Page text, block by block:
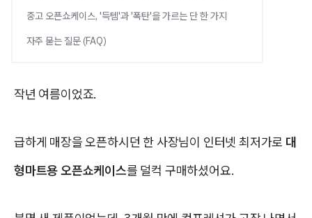
중고 오픈쇼케이스, '득템'과 '폭탄'을 가르는 단 한 가지
자주 묻는 질문 (FAQ)
작년 여름이었죠.
급하게 매장을 오픈하시던 한 사장님이 인터넷 최저가로 대
형마트용 오픈쇼케이스를 덜컥 구매하셨어요.